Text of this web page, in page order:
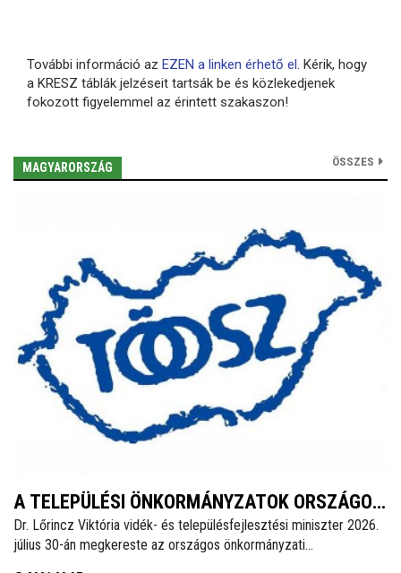
További információ az EZEN a linken érhető el. Kérik, hogy
a KRESZ táblák jelzéseit tartsák be és közlekedjenek
fokozott figyelemmel az érintett szakaszon!
MAGYARORSZÁG ÖSSZES
A TELEPÜLÉSI ÖNKORMÁNYZATOK ORSZÁGOS
SZÖVETSÉGÉNEK SAJTÓKÖZLEMÉNYE
Dr. Lőrincz Viktória vidék- és településfejlesztési miniszter 2026.
július 30-án megkereste az országos önkormányzati